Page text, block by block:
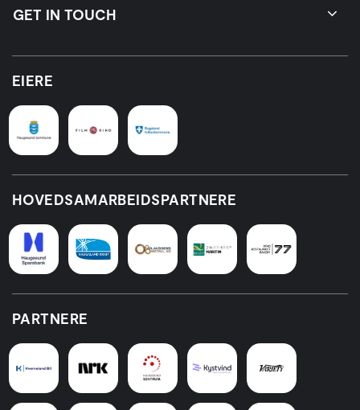
GET IN TOUCH
EIERE
HOVEDSAMARBEIDSPARTNERE
PARTNERE